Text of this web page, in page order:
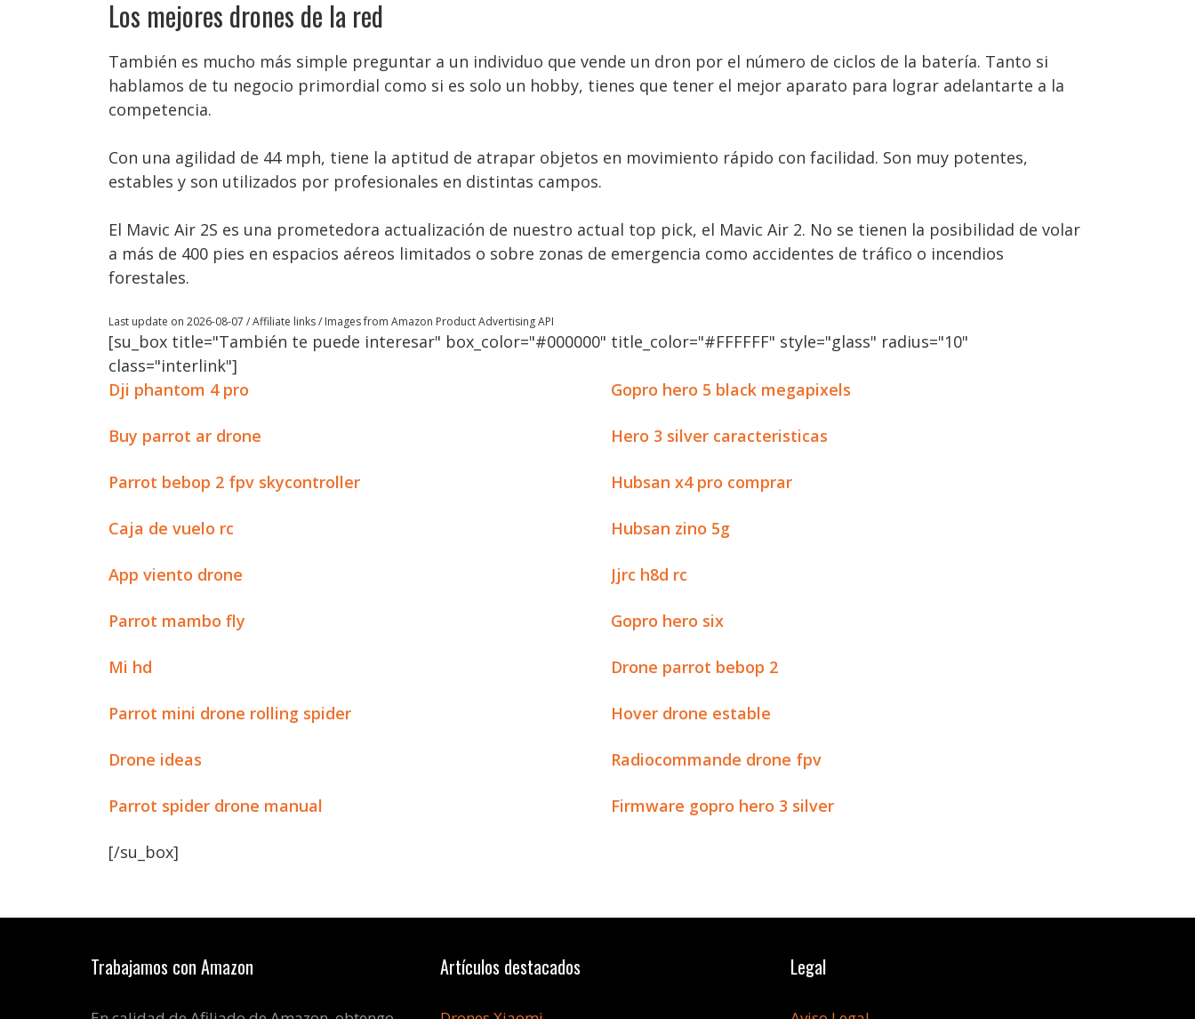
Los mejores drones de la red
También es mucho más simple preguntar a un individuo que vende un dron por el número de ciclos de la batería. Tanto si
hablamos de tu negocio primordial como si es solo un hobby, tienes que tener el mejor aparato para lograr adelantarte a la
competencia.
Con una agilidad de 44 mph, tiene la aptitud de atrapar objetos en movimiento rápido con facilidad. Son muy potentes,
estables y son utilizados por profesionales en distintas campos.
El Mavic Air 2S es una prometedora actualización de nuestro actual top pick, el Mavic Air 2. No se tienen la posibilidad de volar
a más de 400 pies en espacios aéreos limitados o sobre zonas de emergencia como accidentes de tráfico o incendios
forestales.
Last update on 2026-08-07 / Affiliate links / Images from Amazon Product Advertising API
[su_box title="También te puede interesar" box_color="#000000" title_color="#FFFFFF" style="glass" radius="10"
class="interlink"]
Dji phantom 4 pro
Gopro hero 5 black megapixels
Buy parrot ar drone Hero 3 silver caracteristicas
Parrot bebop 2 fpv skycontroller Hubsan x4 pro comprar
Caja de vuelo rc Hubsan zino 5g
App viento drone Jjrc h8d rc
Parrot mambo fly Gopro hero six
Mi hd Drone parrot bebop 2
Parrot mini drone rolling spider Hover drone estable
Drone ideas Radiocommande drone fpv
Parrot spider drone manual Firmware gopro hero 3 silver
[/su_box]
Trabajamos con Amazon Artículos destacados Legal